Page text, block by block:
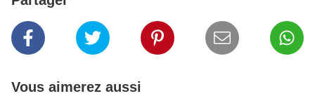
Vous aimerez aussi